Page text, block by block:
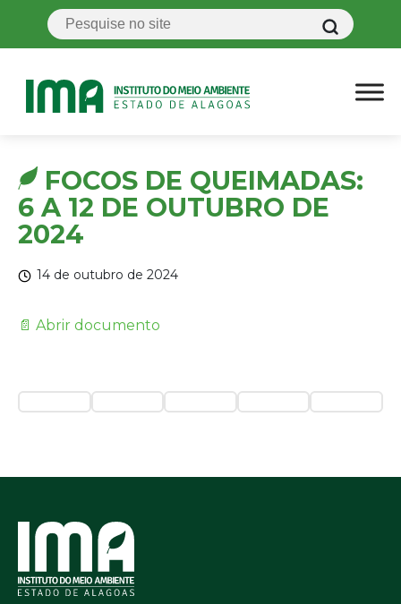
FOCOS DE QUEIMADAS:
6 A 12 DE OUTUBRO DE
2024
14 de outubro de 2024
📄 Abrir documento